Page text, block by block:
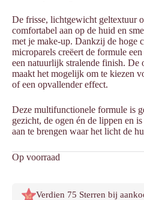
De frisse, lichtgewicht geltextuur
comfortabel aan op de huid en
met je make-up. Dankzij de hoge
microparels creëert de formule
een natuurlijk stralende finish. De
maakt het mogelijk om te kiezen
of een opvallender effect.
Deze multifunctionele formule is
gezicht, de ogen én de lippen en
aan te brengen waar het licht de
Op voorraad
Verdien 75 Sterren bij